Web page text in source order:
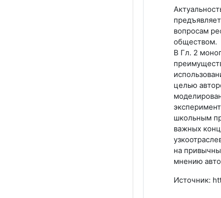
вопросам
обществом.
В Гл. 2
целью
школьным
важных
на
мнению
Источник: